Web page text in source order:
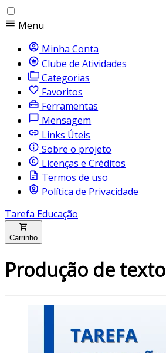
Menu
Minha Conta
Clube de Atividades
Categorias
Favoritos
Ferramentas
Mensagem
Links Úteis
Sobre o projeto
Licenças e Créditos
Termos de uso
Política de Privacidade
Tarefa Educação
Carrinho
Produção de texto